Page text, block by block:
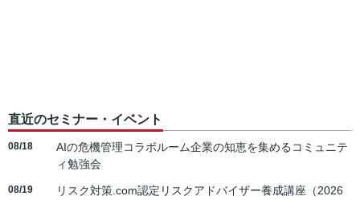
直近のセミナー・イベント
08/18
AIの危機管理コラボルーム企業の知恵を集めるコミュニテ
ィ勉強会
08/19
リスク対策.com認定リスクアドバイザー養成講座（2026